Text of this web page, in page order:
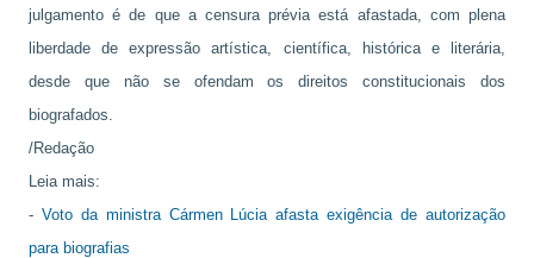
julgamento é de que a censura prévia está afastada, com plena
liberdade de expressão artística, científica, histórica e literária,
desde que não se ofendam os direitos constitucionais dos
biografados.
/Redação
Leia mais:
- Voto da ministra Cármen Lúcia afasta exigência de autorização
para biografias